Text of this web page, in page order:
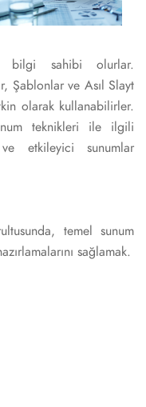
bilgi sahibi olurlar.
Şablonlar ve Asıl Slayt
olarak kullanabilirler.
teknikleri ile ilgili
etkileyici sunumlar
temel sunum
sağlamak.